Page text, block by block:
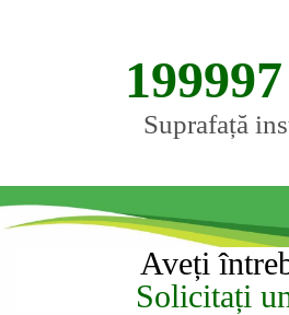
Suprafață
Aveți
Solicitați